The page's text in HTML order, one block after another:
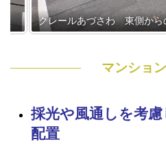
クレールあづさわ 東側からの
マンショ
採光や風通しを考
配置